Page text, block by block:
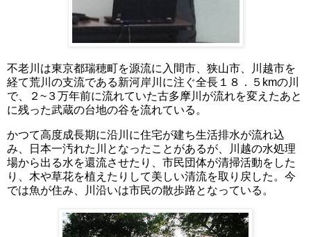
不老川は東京都瑞穂町を源流に入間市、狭山市、川越市を
経て荒川の支流である新河岸川に注ぐ全長１８．５kmの川
で、２~３万年前に流れていた古多摩川が流れを変えたあと
に残った武蔵の台地の谷を流れている。
かつて高度成長期に沿川に住宅が建ち生活排水が流れ込
み、日本一汚れた川となったことがあるが、川越の水処理
場から出る水を還流させたり、市民団体が清掃活動をした
り、木や草花を植えたりして美しい清流を取り戻した。今
では魚が住み、川沿いは市民の散歩路となっている。